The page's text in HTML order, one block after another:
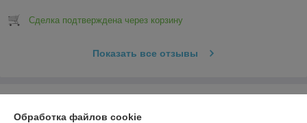
Сделка подтверждена через корзину
Показать все отзывы
Обработка файлов cookie